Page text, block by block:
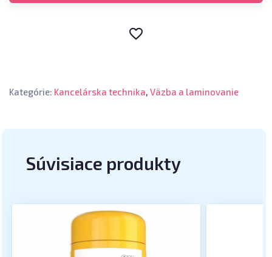
Kategórie: Kancelárska technika, Väzba a laminovanie
Súvisiace produkty